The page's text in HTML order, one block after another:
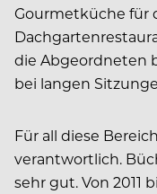
Gourmetküche für
die Abgeordneten
bei langen
Für all diese
verantwortlich.
sehr gut. Von 2011